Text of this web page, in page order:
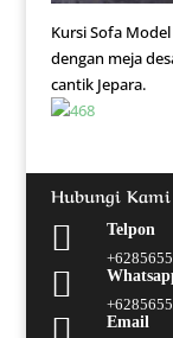
Kursi Sofa
dengan meja
cantik Jepara.
Hubungi Kami

Telpon

Email